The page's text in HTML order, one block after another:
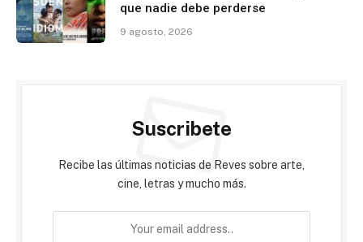
que nadie debe perderse
9 agosto, 2026
Suscribete
Recibe las últimas noticias de Reves sobre arte,
cine, letras y mucho más.